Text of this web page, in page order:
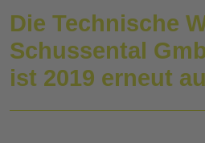
Die Technische
Schussental
ist 2019 erneut